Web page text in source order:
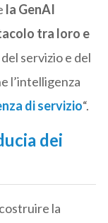
la GenAI
tra loro e
servizio e del
l’intelligenza
di servizio“.
dei
la